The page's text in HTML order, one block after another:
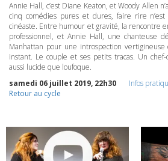
Annie Hall, c’est Diane Keaton, et Woody Allen
cinq comédies pures et dures, faire rire
cinéaste. Entre humour et gravité, la rencontre
professionnel, et Annie Hall, une chanteuse
Manhattan pour une introspection
instant. Le couple et ses petits tracas. Un
aussi lucide que loufoque.
samedi 06 juillet 2019, 22h30
Infos
Retour au cycle